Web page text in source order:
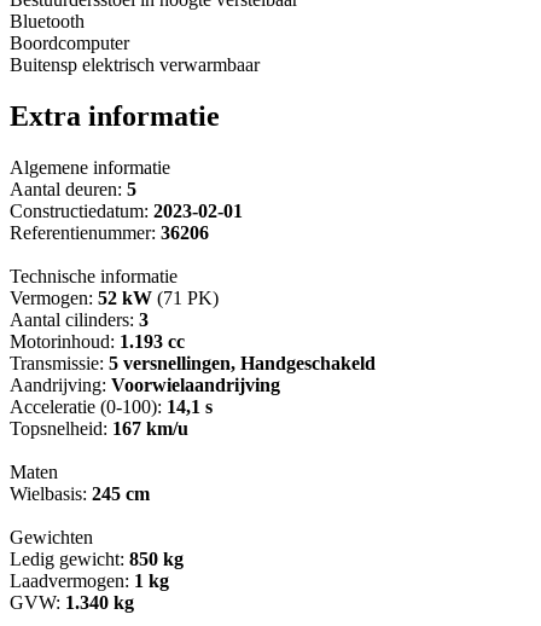
Bluetooth
Boordcomputer
Buitensp elektrisch verwarmbaar
Extra informatie
Algemene informatie
Aantal deuren: 5
Constructiedatum: 2023-02-01
Referentienummer: 36206
Technische informatie
Vermogen: 52 kW (71 PK)
Aantal cilinders: 3
Motorinhoud: 1.193 cc
Transmissie: 5 versnellingen, Handgeschakeld
Aandrijving: Voorwielaandrijving
Acceleratie (0-100): 14,1 s
Topsnelheid: 167 km/u
Maten
Wielbasis: 245 cm
Gewichten
Ledig gewicht: 850 kg
Laadvermogen: 1 kg
GVW: 1.340 kg